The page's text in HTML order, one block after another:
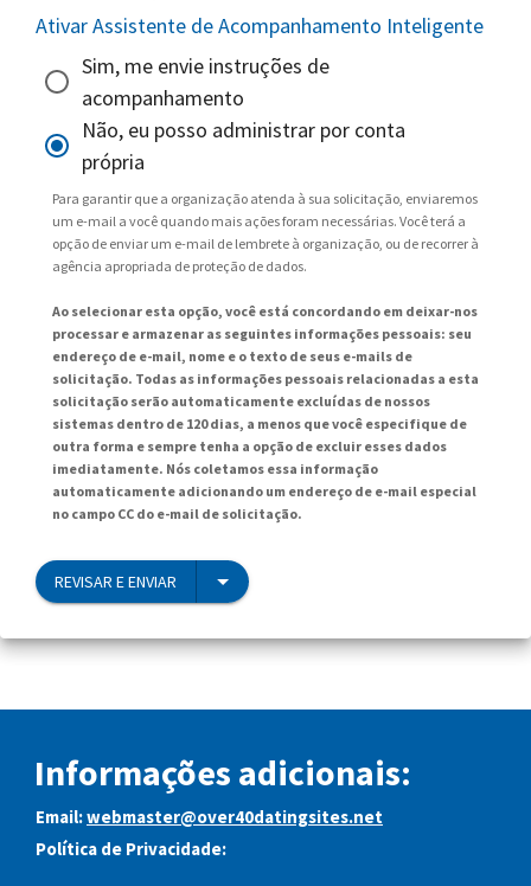
Ativar Assistente de Acompanhamento Inteligente
Sim, me envie instruções de
acompanhamento
Não, eu posso administrar por conta
própria
Para garantir que a organização atenda à sua solicitação, enviaremos
um e-mail a você quando mais ações foram necessárias. Você terá a
opção de enviar um e-mail de lembrete à organização, ou de recorrer à
agência apropriada de proteção de dados.
Ao selecionar esta opção, você está concordando em deixar-nos
processar e armazenar as seguintes informações pessoais: seu
endereço de e-mail, nome e o texto de seus e-mails de
solicitação. Todas as informações pessoais relacionadas a esta
solicitação serão automaticamente excluídas de nossos
sistemas dentro de 120 dias, a menos que você especifique de
outra forma e sempre tenha a opção de excluir esses dados
imediatamente. Nós coletamos essa informação
automaticamente adicionando um endereço de e-mail especial
no campo CC do e-mail de solicitação.
REVISAR E ENVIAR
Informações adicionais:
Email:webmaster@over40datingsites.net
Política de Privacidade: